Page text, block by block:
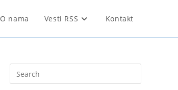
O nama Vesti RSS Kontakt
Escape